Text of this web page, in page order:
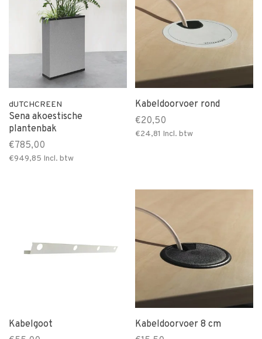
dUTCHCREEN
Sena akoestische
plantenbak
€785,00
€949,85 Incl. btw
Kabeldoorvoer rond
€20,50
€24,81 Incl. btw
Kabelgoot
Kabeldoorvoer 8 cm